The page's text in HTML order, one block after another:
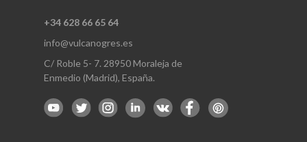
+34 628 66 65 64
info@vulcanogres.es
C/ Roble 5- 7. 28950 Moraleja de
Enmedio (Madrid), España.